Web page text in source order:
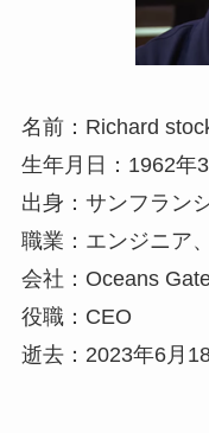
名前：Richard
生年月日：1962年
出身：サンフラン
職業：エンジニア
会社：Oceans
役職：CEO
逝去：2023年6月